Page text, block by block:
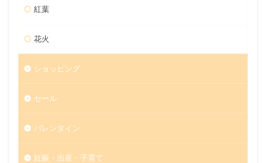
紅葉
花火
ショッピング
セール
バレンタイン
妊娠・出産・子育て